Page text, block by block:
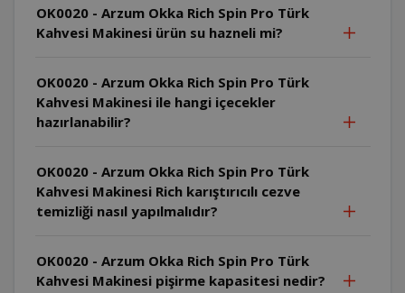
OK0020 - Arzum Okka Rich Spin Pro Türk
Kahvesi Makinesi ürün su hazneli mi?
OK0020 - Arzum Okka Rich Spin Pro Türk
Kahvesi Makinesi ile hangi içecekler
hazırlanabilir?
OK0020 - Arzum Okka Rich Spin Pro Türk
Kahvesi Makinesi Rich karıştırıcılı cezve
temizliği nasıl yapılmalıdır?
OK0020 - Arzum Okka Rich Spin Pro Türk
Kahvesi Makinesi pişirme kapasitesi nedir?